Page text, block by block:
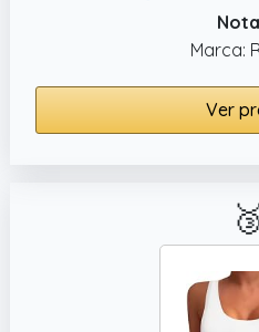
Marca:
Ver